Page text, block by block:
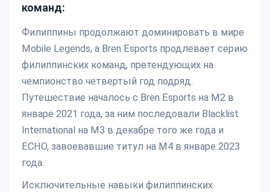
команд:
Филиппины продолжают доминировать в мире
Mobile Legends, а Bren Esports продлевает серию
филиппинских команд, претендующих на
чемпионство четвертый год подряд.
Путешествие началось с Bren Esports на M2 в
январе 2021 года, за ним последовали Blacklist
International на M3 в декабре того же года и
ECHO, завоевавшие титул на M4 в январе 2023
года.
Исключительные навыки филиппинских